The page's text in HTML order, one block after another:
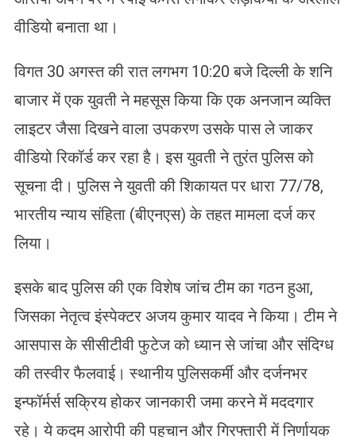
वीडियो बनाता था।
विगत 30 अगस्त की रात लगभग 10:20 बजे दिल्ली के शनि
बाजार में एक युवती ने महसूस किया कि एक अनजान व्यक्ति
लाइटर जैसा दिखने वाला उपकरण उसके पास ले जाकर
वीडियो रिकॉर्ड कर रहा है। इस युवती ने तुरंत पुलिस को
सूचना दी। पुलिस ने युवती की शिकायत पर धारा 77/78,
भारतीय न्याय संहिता (बीएनएस) के तहत मामला दर्ज कर
लिया।
इसके बाद पुलिस की एक विशेष जांच टीम का गठन हुआ,
जिसका नेतृत्व इंस्पेक्टर अजय कुमार यादव ने किया। टीम ने
आसपास के सीसीटीवी फुटेज को ध्यान से जांचा और संदिग्ध
की तस्वीर फैलवाई। स्थानीय पुलिसकर्मी और दर्जनभर
इन्फॉर्मर्स सक्रिय होकर जानकारी जमा करने में मददगार
रहे। ये कदम आरोपी की पहचान और गिरफ्तारी में निर्णायक